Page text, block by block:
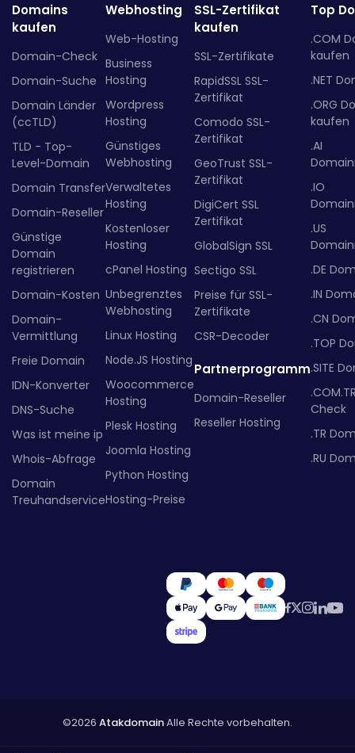
Domains
kaufen
Domain-Check
Domain-Suche
Domain Länder
(ccTLD)
TLD - Top-
Level-Domain
Domain Transfer
Domain-Reseller
Günstige
Domain
registrieren
Domain-Kosten
Domain-
Vermittlung
Freie Domain
IDN-Konverter
DNS-Suche
Was ist meine ip
Whois-Abfrage
Domain
Treuhandservice
Webhosting
Web-Hosting
Business
Hosting
Wordpress
Hosting
Günstiges
Webhosting
Verwaltetes
Hosting
Kostenloser
Hosting
cPanel Hosting
Unbegrenztes
Webhosting
Linux Hosting
Node.JS Hosting
Woocommerce
Hosting
Plesk Hosting
Joomla Hosting
Python Hosting
Hosting-Preise
SSL-Zertifikat
kaufen
SSL-Zertifikate
RapidSSL SSL-
Zertifikat
Comodo SSL-
Zertifikat
GeoTrust SSL-
Zertifikat
DigiCert SSL
Zertifikat
GlobalSign SSL
Sectigo SSL
Preise für SSL-
Zertifikate
CSR-Decoder
Partnerprogramm
Domain-Reseller
Reseller Hosting
Top
.COM
kaufen
.NET
.ORG
kaufen
.AI
.IO
.US
.DE
.IN
.CN
.TOP
.SITE
Check
.TR
.RU
©2026 AtakdomainAlle Rechte vorbehalten.